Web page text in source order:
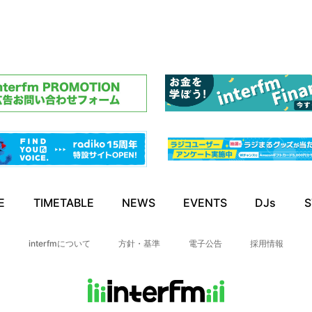
TIMETABLE NEWS EVENTS DJs
interfmについて 方針・基準 電子公告 採用情報